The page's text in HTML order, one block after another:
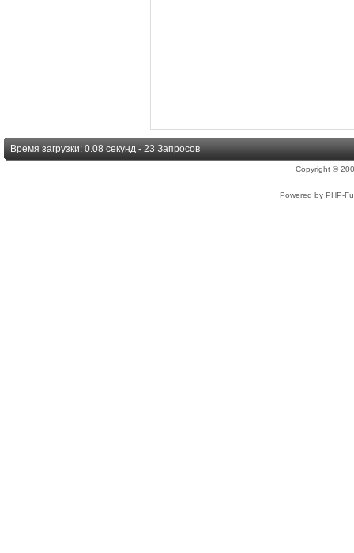
Время загрузки: 0.08 секунд - 23 Запросов
Copyright ©
Powered by PHP-